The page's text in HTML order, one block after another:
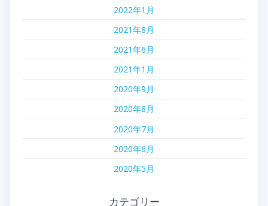
2022年1月
2021年8月
2021年6月
2021年1月
2020年9月
2020年8月
2020年7月
2020年6月
2020年5月
カテゴリー